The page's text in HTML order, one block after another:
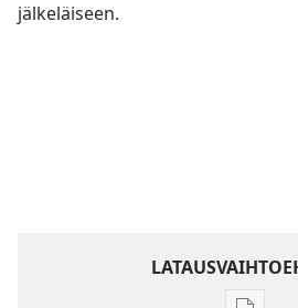
jälkeläiseen.